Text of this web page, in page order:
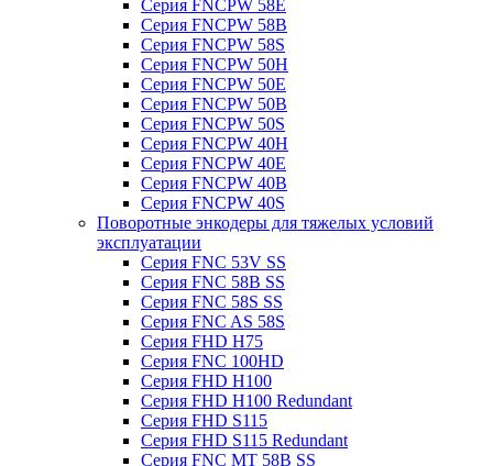
Серия FNCPW 58E
Серия FNCPW 58B
Серия FNCPW 58S
Серия FNCPW 50H
Серия FNCPW 50E
Серия FNCPW 50B
Серия FNCPW 50S
Серия FNCPW 40H
Серия FNCPW 40E
Серия FNCPW 40B
Серия FNCPW 40S
Поворотные энкодеры для тяжелых условий
эксплуатации
Серия FNC 53V SS
Серия FNC 58B SS
Серия FNC 58S SS
Серия FNC AS 58S
Серия FHD H75
Серия FNC 100HD
Серия FHD H100
Серия FHD H100 Redundant
Серия FHD S115
Серия FHD S115 Redundant
Серия FNC MT 58B SS